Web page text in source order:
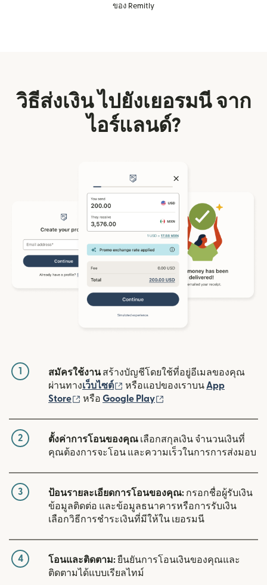
ของ Remitly
วิธีส่งเงิน ไปยังเยอรมนี จาก
ไอร์แลนด์?
1 สมัครใช้งานสร้างบัญชีโดยใช้ที่อยู่อีเมลของคุณ
ผ่านทางเว็บไซต์ (เปิดในหน้าต่างใหม่)
หรือแอปของเราบน App
Store
(เปิดในหน้าต่างใหม่)
หรือ Google Play
2 ตั้งค่าการโอนของคุณ เลือกสกุลเงิน จำนวนเงินที่
คุณต้องการจะโอน และความเร็วในการการส่งมอบ
3 ป้อนรายละเอียดการโอนของคุณ: กรอกชื่อผู้รับเงิน
ข้อมูลติดต่อ และข้อมูลธนาคารหรือการรับเงิน
เลือกวิธีการชำระเงินที่มีให้ใน เยอรมนี
4 โอนและติดตาม:ยืนยันการโอนเงินของคุณและ
ติดตามได้แบบเรียลไทม์